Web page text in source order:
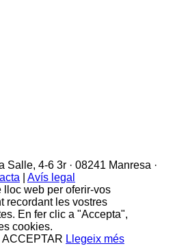
Salle, 4-6 3r · 08241 Manresa ·
Avís legal
lloc web per oferir-vos
recordant les vostres
En fer clic a "Accepta",
cookies.
ACCEPTAR Llegeix més